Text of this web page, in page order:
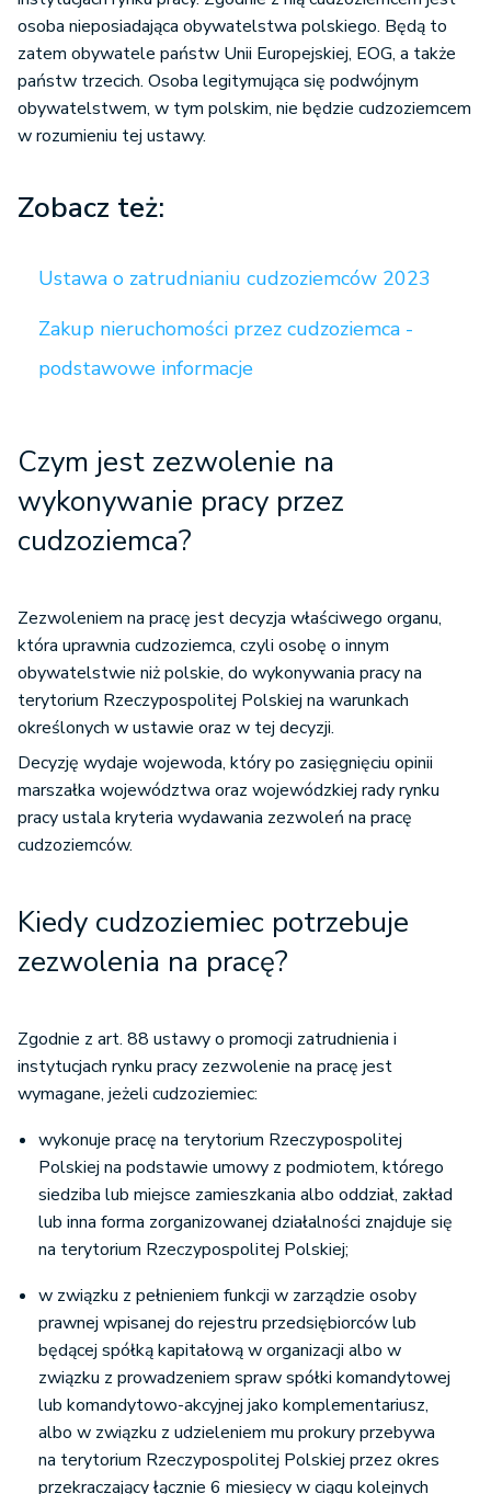
osoba nieposiadająca obywatelstwa polskiego. Będą to
zatem obywatele państw Unii Europejskiej, EOG, a także
państw trzecich. Osoba legitymująca się podwójnym
obywatelstwem, w tym polskim, nie będzie cudzoziemcem
w rozumieniu tej ustawy.
Zobacz też:
Ustawa o zatrudnianiu cudzoziemców 2023
Zakup nieruchomości przez cudzoziemca -
podstawowe informacje
Czym jest zezwolenie na
wykonywanie pracy przez
cudzoziemca?
Zezwoleniem na pracę jest decyzja właściwego organu,
która uprawnia cudzoziemca, czyli osobę o innym
obywatelstwie niż polskie, do wykonywania pracy na
terytorium Rzeczypospolitej Polskiej na warunkach
określonych w ustawie oraz w tej decyzji.
Decyzję wydaje wojewoda, który po zasięgnięciu opinii
marszałka województwa oraz wojewódzkiej rady rynku
pracy ustala kryteria wydawania zezwoleń na pracę
cudzoziemców.
Kiedy cudzoziemiec potrzebuje
zezwolenia na pracę?
Zgodnie z art. 88 ustawy o promocji zatrudnienia i
instytucjach rynku pracy zezwolenie na pracę jest
wymagane, jeżeli cudzoziemiec:
wykonuje pracę na terytorium Rzeczypospolitej
Polskiej na podstawie umowy z podmiotem, którego
siedziba lub miejsce zamieszkania albo oddział, zakład
lub inna forma zorganizowanej działalności znajduje się
na terytorium Rzeczypospolitej Polskiej;
w związku z pełnieniem funkcji w zarządzie osoby
prawnej wpisanej do rejestru przedsiębiorców lub
będącej spółką kapitałową w organizacji albo w
związku z prowadzeniem spraw spółki komandytowej
lub komandytowo-akcyjnej jako komplementariusz,
albo w związku z udzieleniem mu prokury przebywa
na terytorium Rzeczypospolitej Polskiej przez okres
przekraczający łącznie 6 miesięcy w ciągu kolejnych